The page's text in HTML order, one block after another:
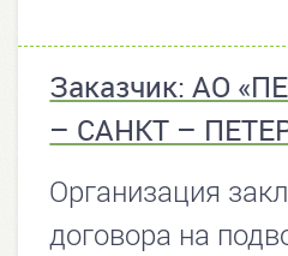
Заказчик: АО
– САНКТ –
Организация
договора на